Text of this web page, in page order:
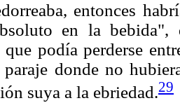
entonces
en la bebida",
que podía perderse
paraje donde no
suya a la ebriedad.29